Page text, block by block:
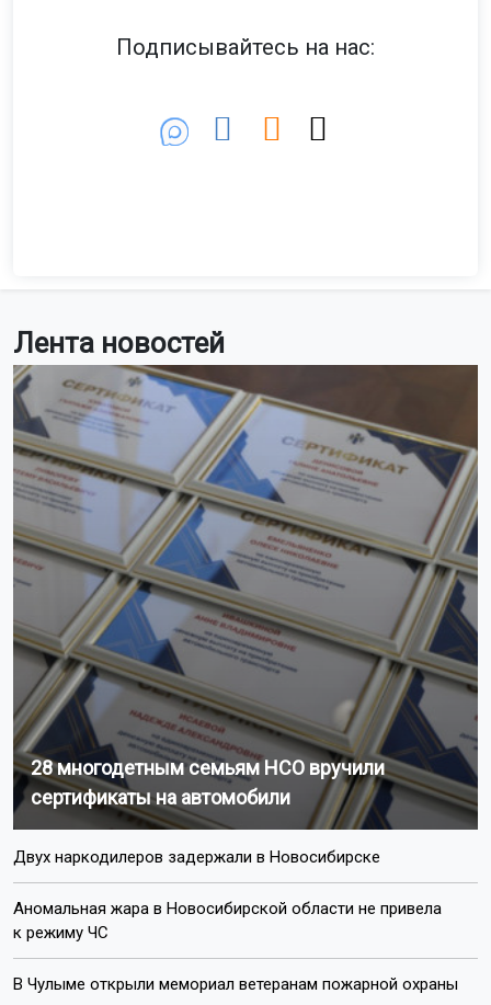
Лента новостей
28 многодетным семьям НСО вручили
сертификаты на автомобили
Двух наркодилеров задержали в Новосибирске
Аномальная жара в Новосибирской области не привела
к режиму ЧС
В Чулыме открыли мемориал ветеранам пожарной охраны
Подписывайтесь на нас: